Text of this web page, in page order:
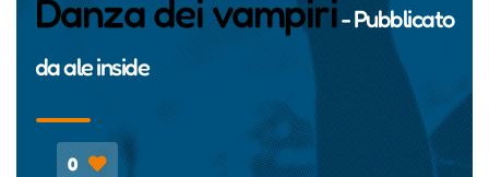
Danza dei vampiri- Pubblicato
daale inside
0